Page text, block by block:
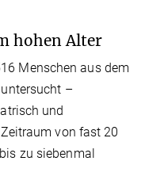
hohen Alter
Menschen aus dem
–
und
von fast 20
zu siebenmal